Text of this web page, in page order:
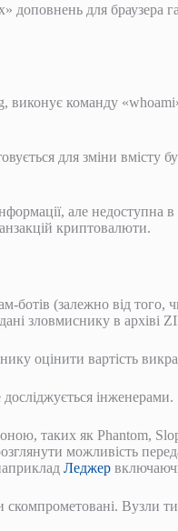
для браузера
виконує команду
для зміни вмісту
але недоступна
криптовалюти.
ботів (залежно від
зловмиснику в архіві
оцінити вартість
інженерами.
таких як Phantom,
можливість
Леджер
скомпрометовані. Вузли